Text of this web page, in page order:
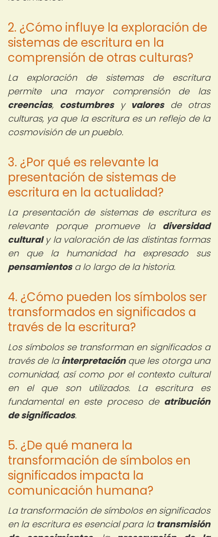
2. ¿Cómo influye la exploración de
sistemas de escritura en la
comprensión de otras culturas?
La exploración de sistemas de escritura
permite una mayor comprensión de las
creencias, costumbresy valoresde otras
culturas, ya que la escritura es un reflejo de la
cosmovisión de un pueblo.
3. ¿Por qué es relevante la
presentación de sistemas de
escritura en la actualidad?
La presentación de sistemas de escritura es
relevante porque promueve la diversidad
culturaly la valoración de las distintas formas
en que la humanidad ha expresado sus
pensamientosa lo largo de la historia.
4. ¿Cómo pueden los símbolos ser
transformados en significados a
través de la escritura?
Los símbolos se transforman en significados a
través de la interpretaciónque les otorga una
comunidad, así como por el contexto cultural
en el que son utilizados. La escritura es
fundamental en este proceso de atribución
de significados.
5. ¿De qué manera la
transformación de símbolos en
significados impacta la
comunicación humana?
La transformación de símbolos en significados
en la escritura es esencial para la transmisión